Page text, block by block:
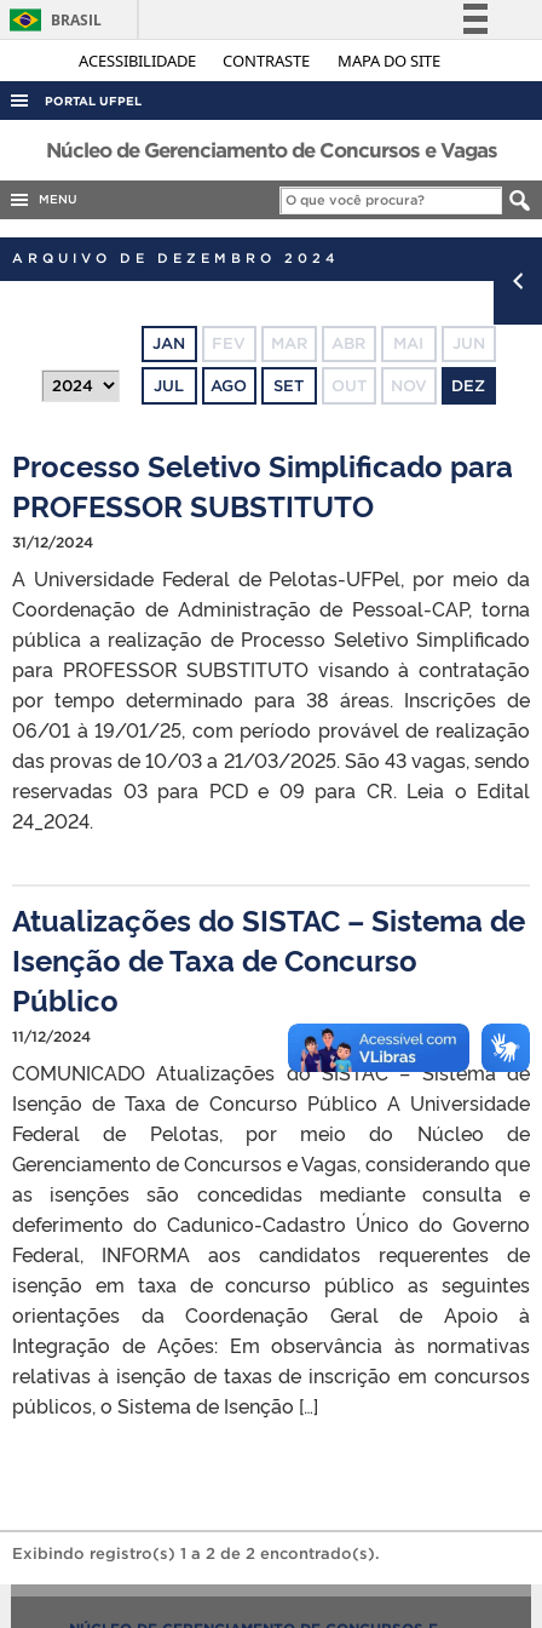
ACESSIBILIDADE CONTRASTE MAPA DO SITE
BRASIL
Simplifique!
Legislação
Canais
PORTAL UFPEL
ACESSO À INFORMAÇÃO
AUDITORIA
CONCURSOS
OUVIDORIA
TELEFONES
Núcleo de Gerenciamento de Concursos e Vagas
MENU
ARQUIVO DE DEZEMBRO 2024
JAN FEV MAR ABR MAI JUN
JUL AGO SET OUT NOV DEZ
Processo Seletivo Simplificado para
PROFESSOR SUBSTITUTO
31/12/2024
A Universidade Federal de Pelotas-UFPel, por meio da
Coordenação de Administração de Pessoal-CAP, torna
pública a realização de Processo Seletivo Simplificado
para PROFESSOR SUBSTITUTO visando à contratação
por tempo determinado para 38 áreas. Inscrições de
06/01 à 19/01/25, com período provável de realização
das provas de 10/03 a 21/03/2025. São 43 vagas, sendo
reservadas 03 para PCD e 09 para CR. Leia o Edital
24_2024.
Atualizações do SISTAC – Sistema de
Isenção de Taxa de Concurso
Público
11/12/2024
COMUNICADO Atualizações do SISTAC – Sistema de
Isenção de Taxa de Concurso Público A Universidade
Federal de Pelotas, por meio do Núcleo de
Gerenciamento de Concursos e Vagas, considerando que
as isenções são concedidas mediante consulta e
deferimento do Cadunico-Cadastro Único do Governo
Federal, INFORMA aos candidatos requerentes de
isenção em taxa de concurso público as seguintes
orientações da Coordenação Geral de Apoio à
Integração de Ações: Em observância às normativas
relativas à isenção de taxas de inscrição em concursos
públicos, o Sistema de Isenção […]
Exibindo registro(s) 1 a 2 de 2 encontrado(s).